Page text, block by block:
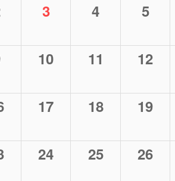
3 4 5
10 11 12
17 18 19
24 25 26